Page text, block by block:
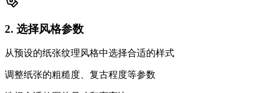
2. 选择风格参数
从预设的纸张纹理风格中选择合适的样式
调整纸张的粗糙度、复古程度等参数